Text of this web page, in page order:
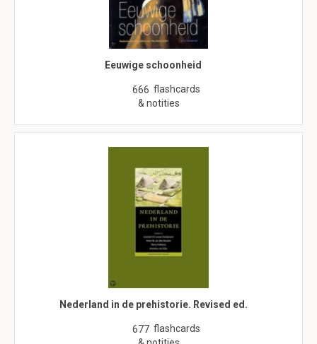
Eeuwige schoonheid
666 flashcards
& notities
Nederland in de prehistorie. Revised ed.
677 flashcards